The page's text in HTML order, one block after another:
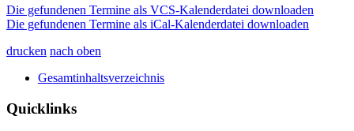
Die gefundenen Termine als VCS-Kalenderdatei downloaden
Die gefundenen Termine als iCal-Kalenderdatei downloaden
drucken nach oben
Gesamtinhaltsverzeichnis
Quicklinks